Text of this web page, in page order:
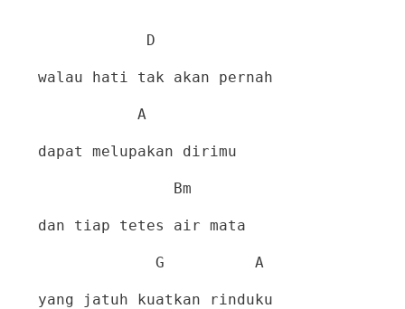
D
walau hati tak akan pernah
A
dapat melupakan dirimu
Bm
dan tiap tetes air mata
G A
yang jatuh kuatkan rinduku